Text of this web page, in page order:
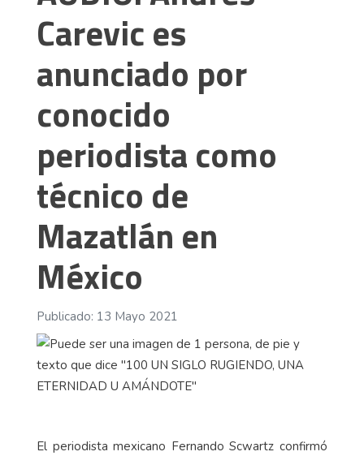
Carevic es
anunciado por
conocido
periodista como
técnico de
Mazatlán en
México
Publicado: 13 Mayo 2021
El periodista mexicano Fernando Scwartz confirmó